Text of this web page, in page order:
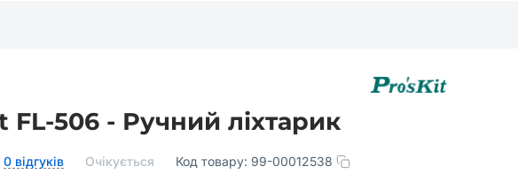
FL-506 - Ручний ліхтарик
0 відгуків Очікується Код товару: 99-00012538